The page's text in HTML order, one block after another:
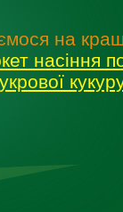
на
насіння